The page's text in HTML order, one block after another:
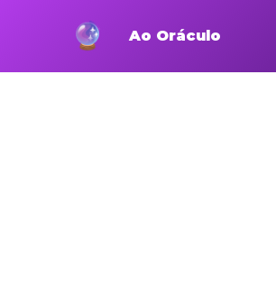
Ao Oráculo